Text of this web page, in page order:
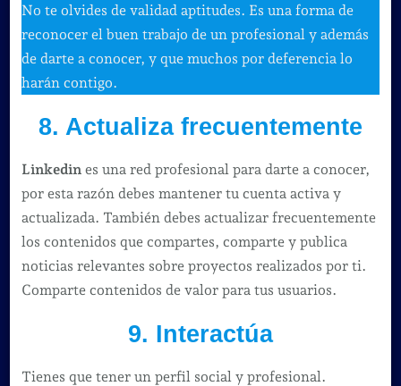
No te olvides de validad aptitudes. Es una forma de
reconocer el buen trabajo de un profesional y además
de darte a conocer, y que muchos por deferencia lo
harán contigo.
8. Actualiza frecuentemente
Linkedin es una red profesional para darte a conocer,
por esta razón debes mantener tu cuenta activa y
actualizada. También debes actualizar frecuentemente
los contenidos que compartes, comparte y publica
noticias relevantes sobre proyectos realizados por ti.
Comparte contenidos de valor para tus usuarios.
9. Interactúa
Tienes que tener un perfil social y profesional.